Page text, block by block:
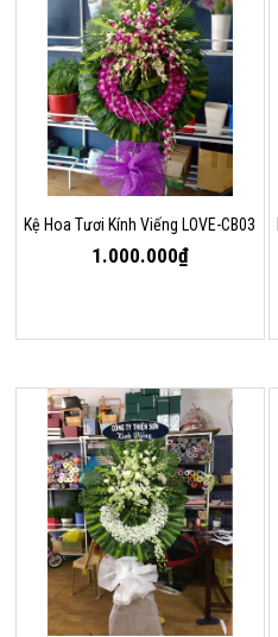
Kệ Hoa Tươi Kính Viếng LOVE-CB03
1.000.000₫